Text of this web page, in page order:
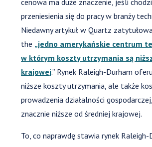
przeniesienia się do pracy w branży
Niedawny artykuł w Quartz
the „jedno amerykańskie centrum
w którym koszty utrzymania są
krajowej.” Rynek Raleigh-Durham
niższe koszty utrzymania, ale także
prowadzenia działalności
znacznie niższe od średniej krajowej.
To, co naprawdę stawia rynek Raleigh-